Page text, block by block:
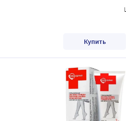
Купить